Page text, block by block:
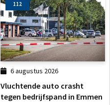
112
6 augustus 2026
Vluchtende auto crasht
tegen bedrijfspand in Emmen